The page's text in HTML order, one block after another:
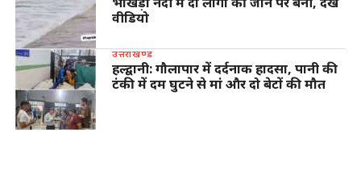
वीडियो
उत्तराखण्ड
हल्द्वानी: गौलापार में दर्दनाक हादसा, पानी की
टंकी में दम घुटने से मां और दो बेटों की मौत